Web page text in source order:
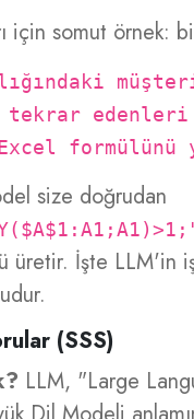
için somut örnek:
tekrar edenleri
formülünü
size doğrudan
üretir. İşte LLM'in
(SSS)
LLM, "Large